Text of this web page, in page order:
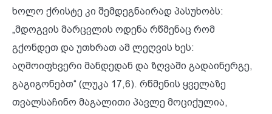
ხოლო ქრისტე კი შემდეგნაირად პასუხობს:
„მდოგვის მარცვლის ოდენა რწმენაც რომ
გქონდეთ და უთხრათ ამ ლეღვის ხეს:
აღმოიფხვერი მანდედან და ზღვაში გადაინერგე,
გაგიგონებთ“ (ლუკა 17,6). რწმენის ყველაზე
თვალსაჩინო მაგალითი პავლე მოციქულია,